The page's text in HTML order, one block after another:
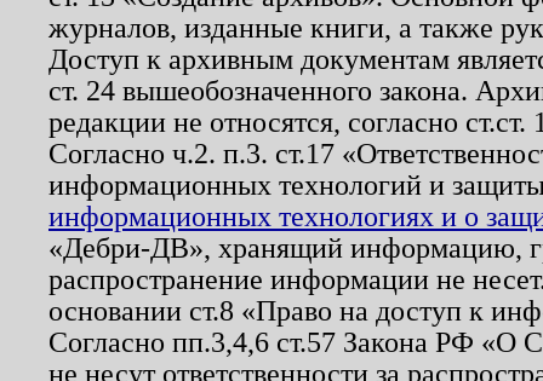
журналов, изданные книги, а также
Доступ к архивным документам
ст. 24 вышеобозначенного закона.
редакции не относятся, согласно
Согласно ч.2. п.3. ст.17
информационных технологий и
информационных технологиях и о
«Дебри-ДВ», хранящий информацию,
распространение информации не
основании ст.8 «Право на доступ к
Согласно пп.3,4,6 ст.57 Закона РФ «О
не несут ответственности за